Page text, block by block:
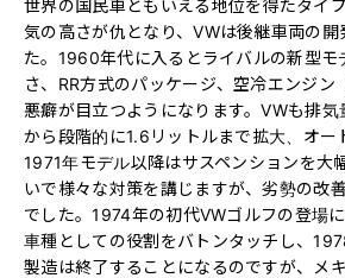
世界の国民車ともいえる地位を得たタイ
気の高さが仇となり、VWは後継車両の開
た。1960年代に入るとライバルの新型モ
さ、RR方式のパッケージ、空冷エンジン
悪癖が目立つようになります。VWも排
から段階的に1.6リットルまで拡大、オー
1971年モデル以降はサスペンションを大
いで様々な対策を講じますが、劣勢の改
でした。1974年の初代VWゴルフの登場
車種としての役割をバトンタッチし、
製造は終了することになるのですが、メ